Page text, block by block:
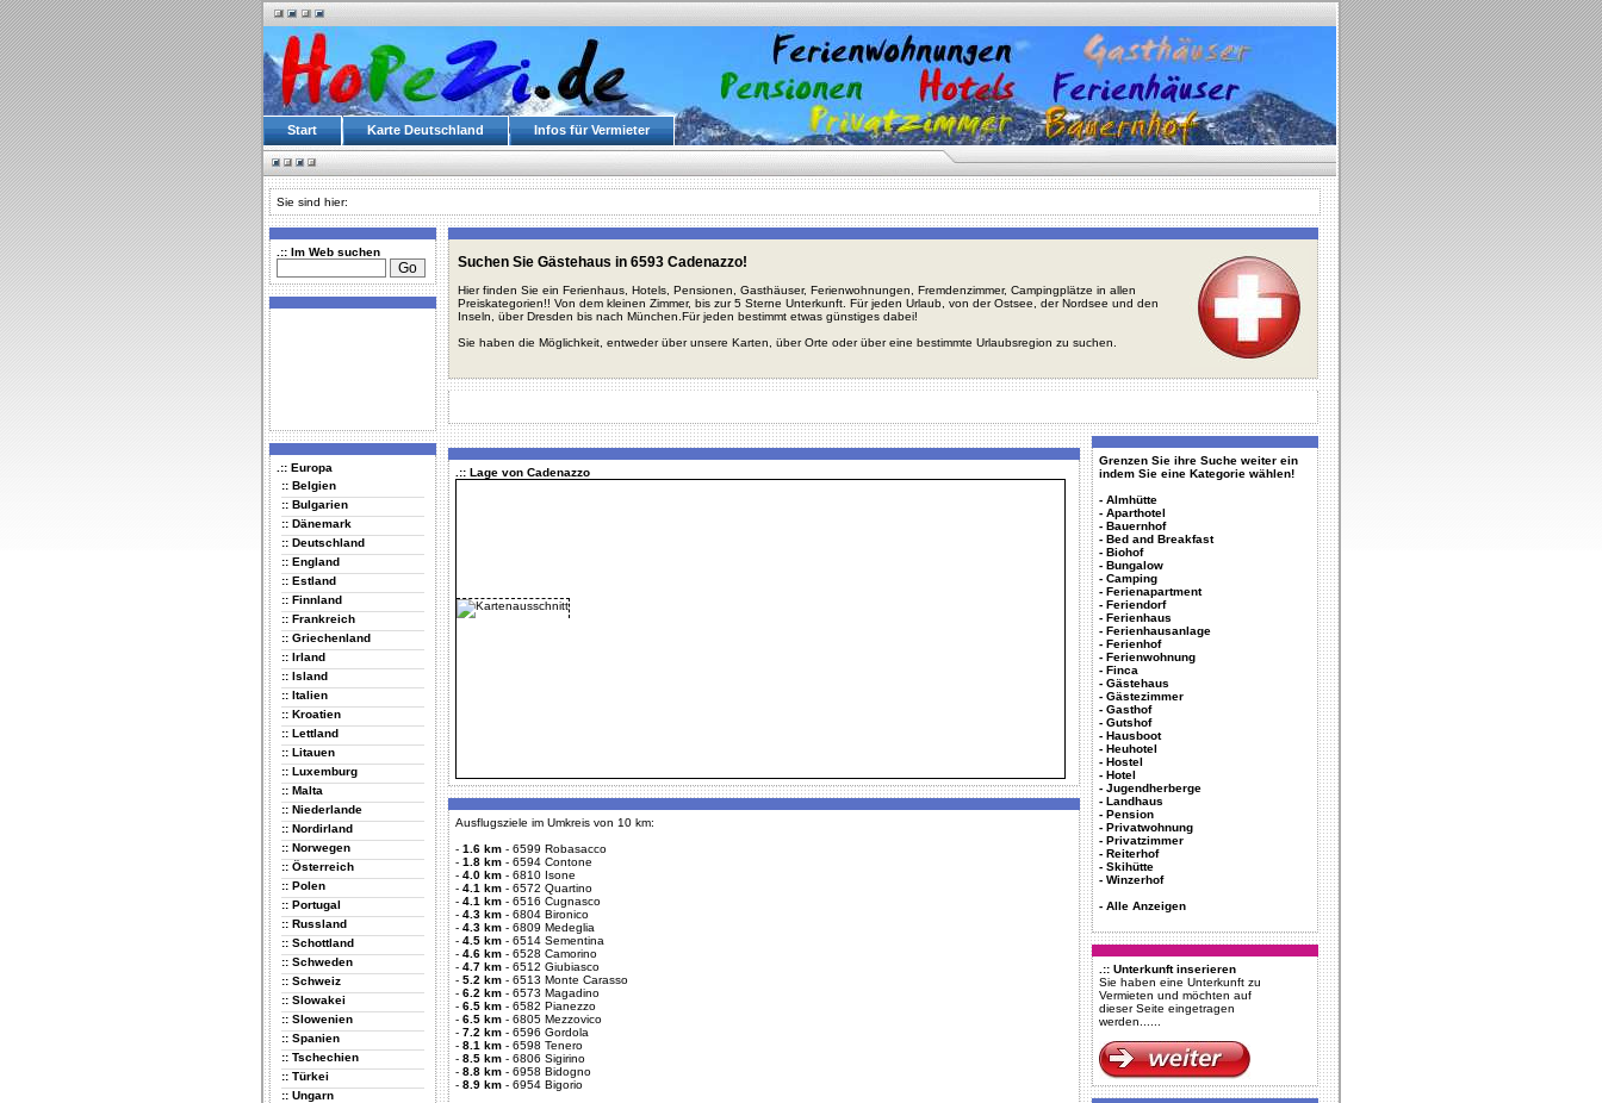
Start Karte Deutschland Infos für Vermieter
Sie sind hier:
.:: Im Web suchen
.:: Europa
:: Belgien
:: Bulgarien
:: Dänemark
:: Deutschland
:: England
:: Estland
:: Finnland
:: Frankreich
:: Griechenland
:: Irland
:: Island
:: Italien
:: Kroatien
:: Lettland
:: Litauen
:: Luxemburg
:: Malta
:: Niederlande
:: Nordirland
:: Norwegen
:: Österreich
:: Polen
:: Portugal
:: Russland
:: Schottland
:: Schweden
:: Schweiz
:: Slowakei
:: Slowenien
:: Spanien
:: Tschechien
:: Türkei
:: Ungarn
Suchen Sie Gästehaus in 6593 Cadenazzo!
Hier finden Sie ein Ferienhaus, Hotels, Pensionen, Gasthäuser, Ferienwohnungen, Fremdenzimmer, Campingplätze in allen
Preiskategorien!! Von dem kleinen Zimmer, bis zur 5 Sterne Unterkunft. Für jeden Urlaub, von der Ostsee, der Nordsee und den
Inseln, über Dresden bis nach München.Für jeden bestimmt etwas günstiges dabei!
Sie haben die Möglichkeit, entweder über unsere Karten, über Orte oder über eine bestimmte Urlaubsregion zu suchen.
.:: Lage von Cadenazzo
Ausflugsziele im Umkreis von 10 km:
- 1.6 km - 6599 Robasacco
- 1.8 km - 6594 Contone
- 4.0 km - 6810 Isone
- 4.1 km - 6572 Quartino
- 4.1 km - 6516 Cugnasco
- 4.3 km - 6804 Bironico
- 4.3 km - 6809 Medeglia
- 4.5 km - 6514 Sementina
- 4.6 km - 6528 Camorino
- 4.7 km - 6512 Giubiasco
- 5.2 km - 6513 Monte Carasso
- 6.2 km - 6573 Magadino
- 6.5 km - 6582 Pianezzo
- 6.5 km - 6805 Mezzovico
- 7.2 km - 6596 Gordola
- 8.1 km - 6598 Tenero
- 8.5 km - 6806 Sigirino
- 8.8 km - 6958 Bidogno
- 8.9 km - 6954 Bigorio
Grenzen Sie ihre Suche weiter ein
indem Sie eine Kategorie wählen!
- Almhütte
- Aparthotel
- Bauernhof
- Bed and Breakfast
- Biohof
- Bungalow
- Camping
- Ferienapartment
- Feriendorf
- Ferienhaus
- Ferienhausanlage
- Ferienhof
- Ferienwohnung
- Finca
- Gästehaus
- Gästezimmer
- Gasthof
- Gutshof
- Hausboot
- Heuhotel
- Hostel
- Hotel
- Jugendherberge
- Landhaus
- Pension
- Privatwohnung
- Privatzimmer
- Reiterhof
- Skihütte
- Winzerhof
- Alle Anzeigen
.:: Unterkunft inserieren
Sie haben eine Unterkunft zu
Vermieten und möchten auf
dieser Seite eingetragen
werden......